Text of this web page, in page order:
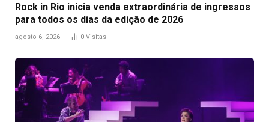
Rock in Rio inicia venda extraordinária de ingressos
para todos os dias da edição de 2026
agosto 6, 2026 0 Visitas